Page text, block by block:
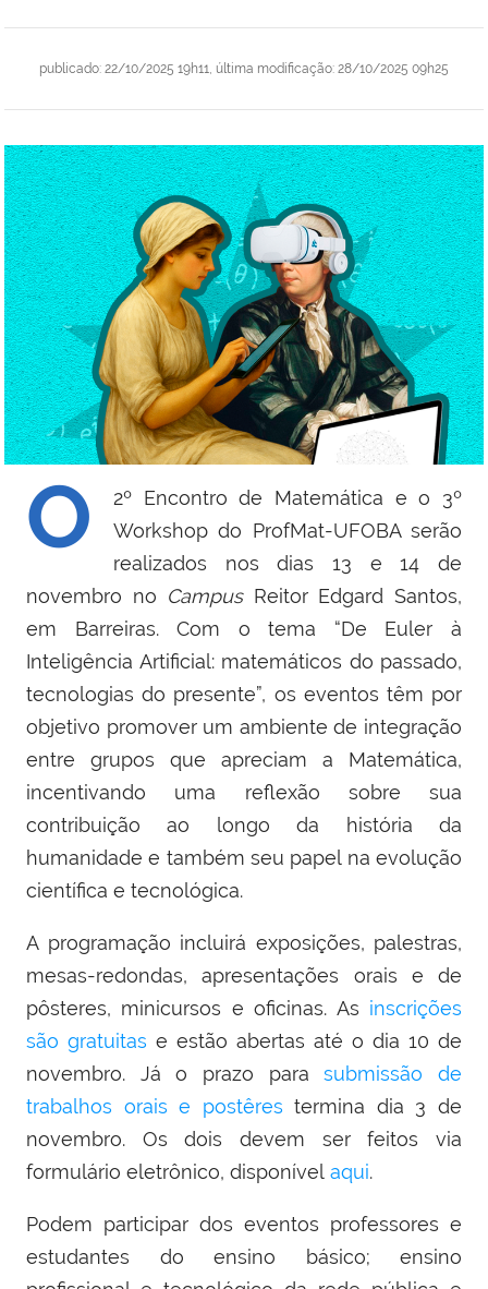
publicado: 22/10/2025 19h11 última modificação: 28/10/2025 09h25
O
2º Encontro de Matemática e o 3º
Workshop do ProfMat-UFOBA serão
realizados nos dias 13 e 14 de
novembro no CampusReitor Edgard Santos,
em Barreiras. Com o tema “De Euler à
Inteligência Artificial: matemáticos do passado,
tecnologias do presente”, os eventos têm por
objetivo promover um ambiente de integração
entre grupos que apreciam a Matemática,
incentivando uma reflexão sobre sua
contribuição ao longo da história da
humanidade e também seu papel na evolução
científica e tecnológica.
A programação incluirá exposições, palestras,
mesas-redondas, apresentações orais e de
pôsteres, minicursos e oficinas. As inscrições
são gratuitas e estão abertas até o dia 10 de
novembro. Já o prazo parasubmissão de
trabalhos orais e postêres termina dia 3 de
novembro. Os dois devem ser feitos via
formulário eletrônico, disponível aqui.
Podem participar dos eventos professores e
estudantes do ensino básico; ensino